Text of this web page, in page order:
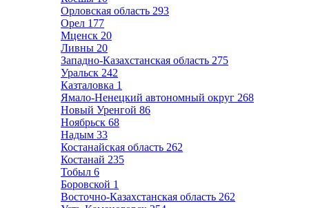
Орловская область 293
Орел 177
Мценск 20
Ливны 20
Западно-Казахстанская область 275
Уральск 242
Казталовка 1
Ямало-Ненецкий автономный округ 268
Новый Уренгой 86
Ноябрьск 68
Надым 33
Костанайская область 262
Костанай 235
Тобыл 6
Боровской 1
Восточно-Казахстанская область 262